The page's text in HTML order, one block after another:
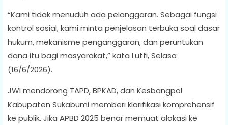
“Kami tidak menuduh ada pelanggaran. Sebagai fungsi
kontrol sosial, kami minta penjelasan terbuka soal dasar
hukum, mekanisme penganggaran, dan peruntukan
dana itu bagi masyarakat,” kata Lutfi, Selasa
(16/6/2026).
JWI mendorong TAPD, BPKAD, dan Kesbangpol
Kabupaten Sukabumi memberi klarifikasi komprehensif
ke publik. Jika APBD 2025 benar memuat alokasi ke